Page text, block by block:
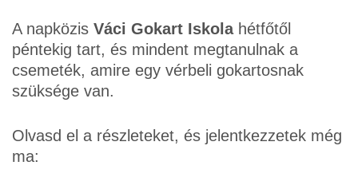
A napközis Váci Gokart Iskolahétfőtől
péntekig tart, és mindent megtanulnak a
csemeték, amire egy vérbeli gokartosnak
szüksége van.
Olvasd el a részleteket, és jelentkezzetek még
ma: